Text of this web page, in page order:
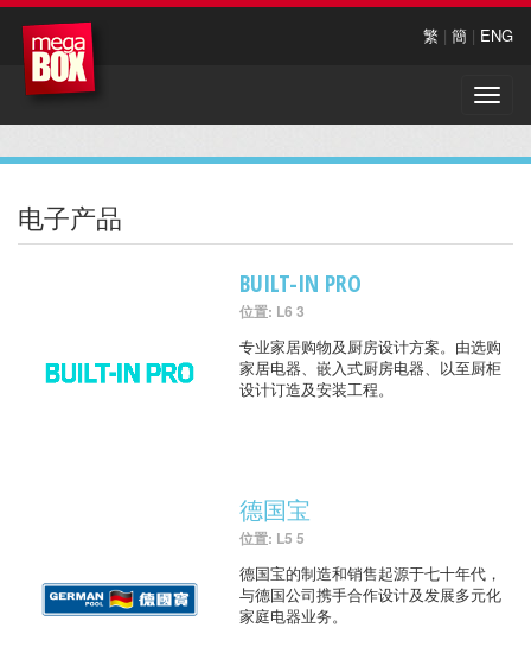
繁 | 簡 | ENG
Toggle
电子产品
BUILT-IN PRO
位置: L6 3
专业家居购物及厨房设计方案。由选购
家居电器、嵌入式厨房电器、以至厨柜
设计订造及安装工程。
德国宝
位置: L5 5
德国宝的制造和销售起源于七十年代，
与德国公司携手合作设计及发展多元化
家庭电器业务。